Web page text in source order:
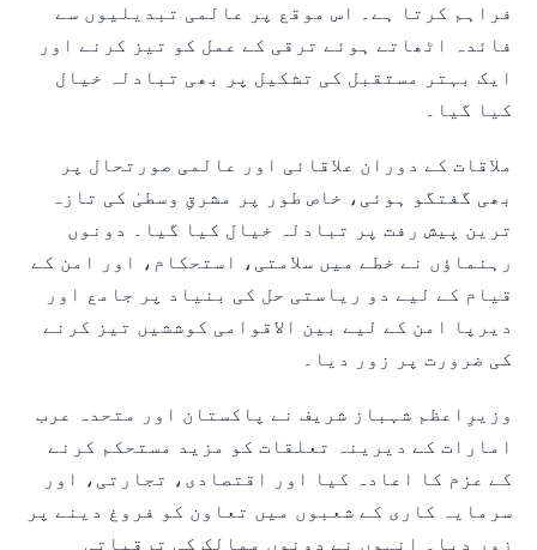
فراہم کرتا ہے۔ اس موقع پر عالمی تبدیلیوں سے
فائدہ اٹھاتے ہوئے ترقی کے عمل کو تیز کرنے اور
ایک بہتر مستقبل کی تشکیل پر بھی تبادلہ خیال
کیا گیا۔
ملاقات کے دوران علاقائی اور عالمی صورتحال پر
بھی گفتگو ہوئی، خاص طور پر مشرقِ وسطیٰ کی تازہ
ترین پیش رفت پر تبادلہ خیال کیا گیا۔ دونوں
رہنماؤں نے خطے میں سلامتی، استحکام، اور امن کے
قیام کے لیے دو ریاستی حل کی بنیاد پر جامع اور
دیرپا امن کے لیے بین الاقوامی کوششیں تیز کرنے
کی ضرورت پر زور دیا۔
وزیرِاعظم شہباز شریف نے پاکستان اور متحدہ عرب
امارات کے دیرینہ تعلقات کو مزید مستحکم کرنے
کے عزم کا اعادہ کیا اور اقتصادی، تجارتی، اور
سرمایہ کاری کے شعبوں میں تعاون کو فروغ دینے پر
زور دیا۔ انہوں نے دونوں ممالک کی ترقیاتی